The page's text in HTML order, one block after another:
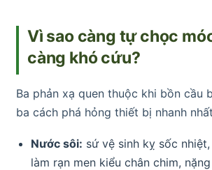
Vì sao càng tự chọc
càng khó cứu?
Ba phản xạ quen thuộc khi bồn cầu
ba cách phá hỏng thiết bị nhanh
Nước sôi: sứ vệ sinh kỵ sốc
làm rạn men kiểu chân chim,